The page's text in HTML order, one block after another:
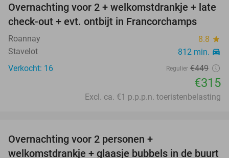
30%
Overnachting voor 2 + welkomstdrankje + late
check-out + evt. ontbijt in Francorchamps
Roannay 8.8 star
Stavelot 812 min. directions_car
Verkocht: 16 Regulier €449
€315
Excl. ca. €1 p.p.p.n. toeristenbelasting
Overnachting voor 2 personen +
welkomstdrankje + glaasje bubbels in de buurt